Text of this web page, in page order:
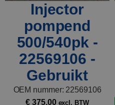
Injector
pompend
500/540pk -
22569106 -
Gebruikt
OEM nummer: 22569106
€ 375,00 excl. BTW